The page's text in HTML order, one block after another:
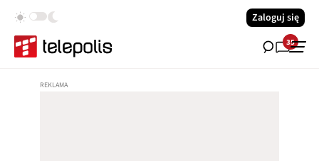
Zaloguj się
35